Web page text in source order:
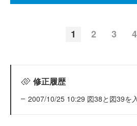
1 2 3 4
修正履歴
2007/10/25 10:29 図38と図39を